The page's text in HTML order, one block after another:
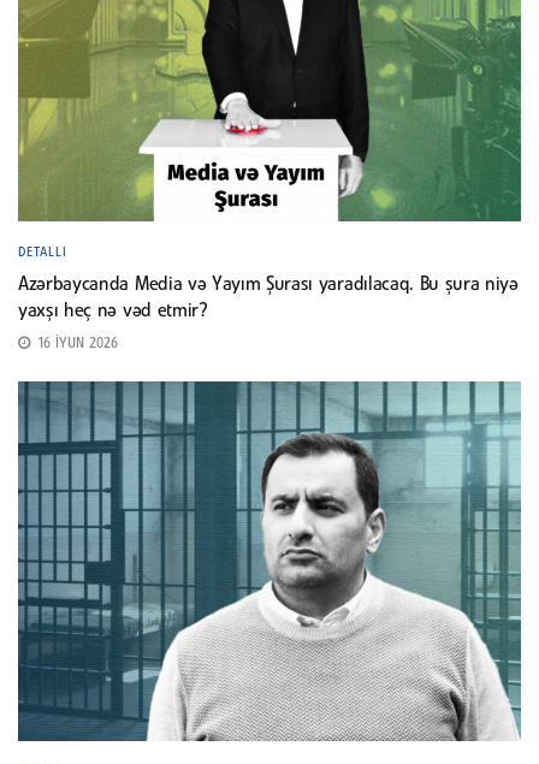
DETALLI
Azərbaycanda Media və Yayım Şurası yaradılacaq. Bu şura niyə
yaxşı heç nə vəd etmir?
16 İYUN 2026